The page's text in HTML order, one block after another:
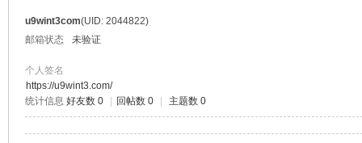
u9wint3com(UID: 2044822)
邮箱状态
未验证
个人签名
https://u9wint3.com/
统计信息 好友数 0 回帖数 0 主题数 0